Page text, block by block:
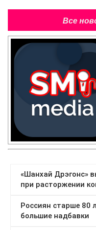
Все